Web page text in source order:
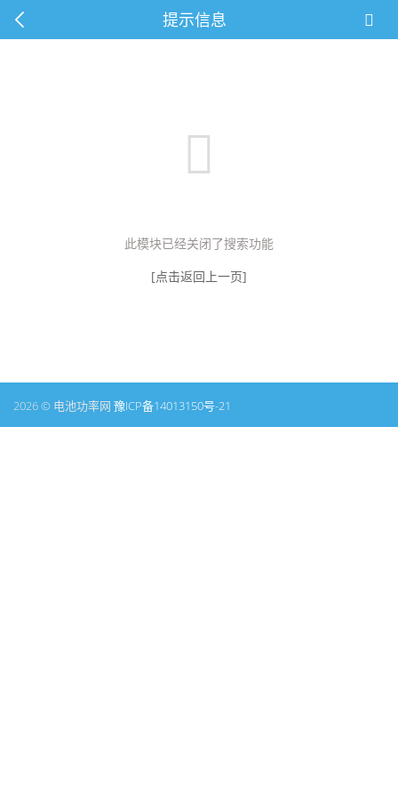
提示信息
此模块已经关闭了搜索功能
[点击返回上一页]
2026 © 电池功率网 豫ICP备14013150号-21